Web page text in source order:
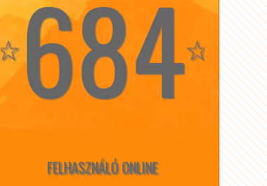
☆684☆
FELHASZNÁLÓ ONLINE